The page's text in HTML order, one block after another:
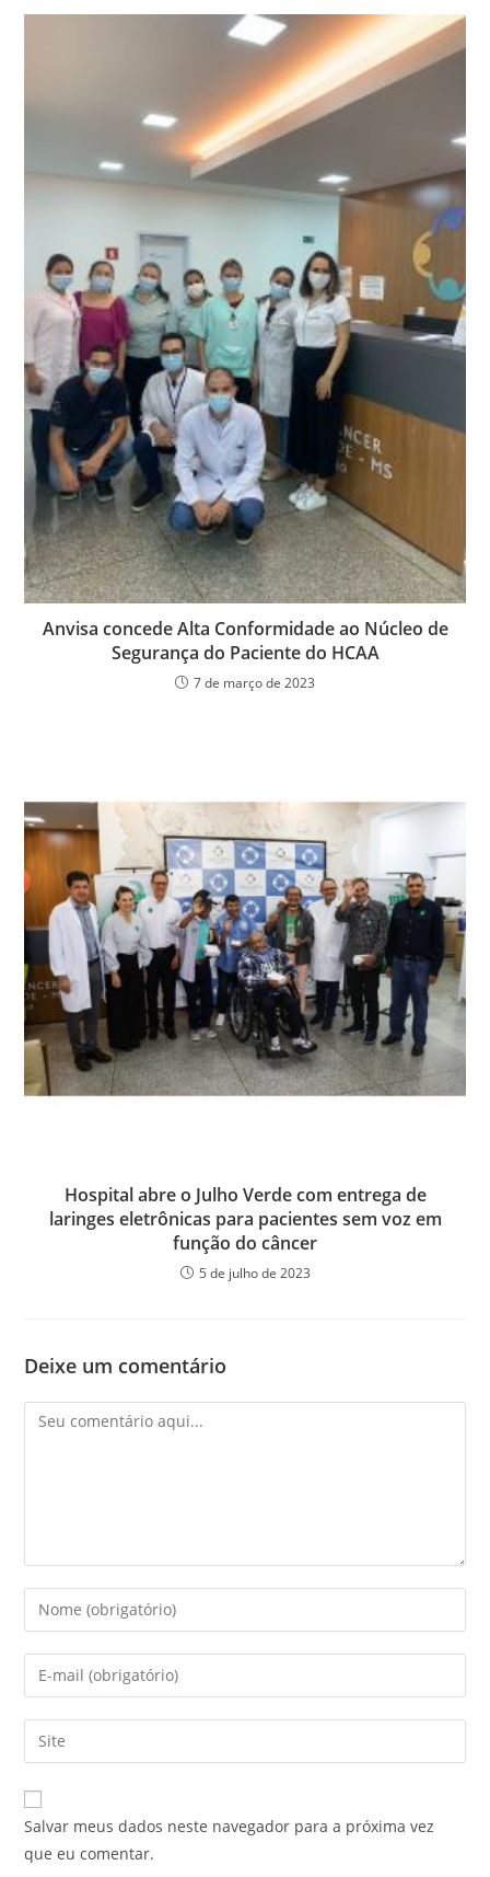
Anvisa concede Alta Conformidade ao Núcleo de
Segurança do Paciente do HCAA
7 de março de 2023
Hospital abre o Julho Verde com entrega de
laringes eletrônicas para pacientes sem voz em
função do câncer
5 de julho de 2023
Deixe um comentário
Salvar meus dados neste navegador para a próxima vez
que eu comentar.